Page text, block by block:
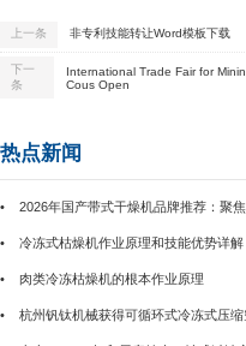
上一条 非专利技能转让Word模板下载
下一
条
International Trade Fair for
Cous Open
热点新闻
• 2026年国产带式干燥机品牌推荐：聚
• 冷冻式枯燥机作业原理和技能优势详解
• 肉类冷冻枯燥机的根本作业原理
• 杭州钒钛机械获得可循环式冷冻式压